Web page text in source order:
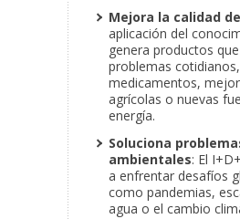
Mejora la calidad
aplicación del
genera productos
problemas
medicamentos,
agrícolas o nuevas
energía.
Soluciona
ambientales: El
a enfrentar desafíos
como pandemias,
agua o el cambio